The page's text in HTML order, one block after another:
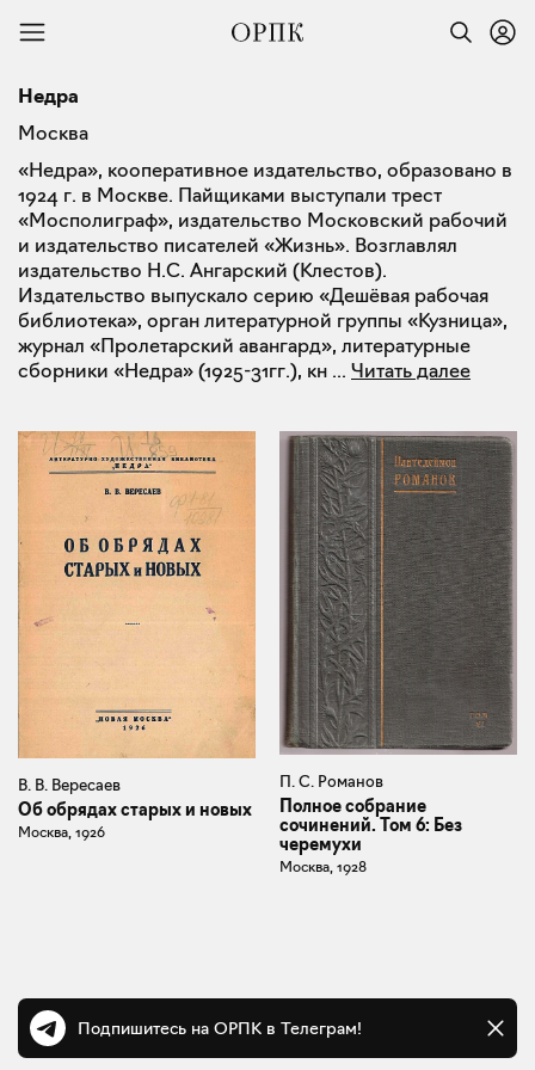
Недра
Москва
«Недра», кооперативное издательство, образовано в
1924 г. в Москве. Пайщиками выступали трест
«Мосполиграф», издательство Московский рабочий
и издательство писателей «Жизнь». Возглавлял
издательство Н.С. Ангарский (Клестов).
Издательство выпускало серию «Дешёвая рабочая
библиотека», орган литературной группы «Кузница»,
журнал «Пролетарский авангард», литературные
сборники «Недра» (1925-31гг.), кн ... Читать далее
В. В. Вересаев
Об обрядах старых и новых
Москва, 1926
П. С. Романов
Полное собрание
сочинений. Том 6: Без
черемухи
Москва, 1928
Подпишитесь на ОРПК в Телеграм!